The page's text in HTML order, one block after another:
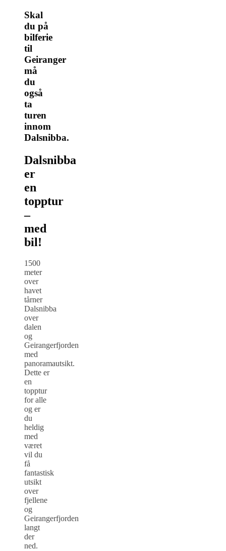
Skal
du på
bilferie
til
Geiranger
må
du
også
ta
turen
innom
Dalsnibba.
Dalsnibba
er
en
topptur
–
med
bil!
1500
meter
over
havet
tårner
Dalsnibba
over
dalen
og
Geirangerfjorden
med
panoramautsikt.
Dette er
en
topptur
for alle
og er
du
heldig
med
været
vil du
få
fantastisk
utsikt
over
fjellene
og
Geirangerfjorden
langt
der
ned.